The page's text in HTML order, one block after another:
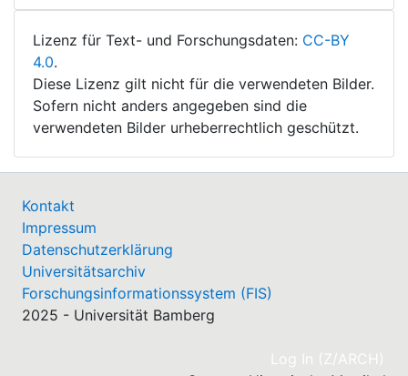
Lizenz für Text- und Forschungsdaten: CC-BY
4.0.
Diese Lizenz gilt nicht für die verwendeten Bilder.
Sofern nicht anders angegeben sind die
verwendeten Bilder urheberrechtlich geschützt.
Kontakt
Impressum
Datenschutzerklärung
Universitätsarchiv
Forschungsinformationssystem (FIS)
2025 - Universität Bamberg
Log In (Z/ARCH)